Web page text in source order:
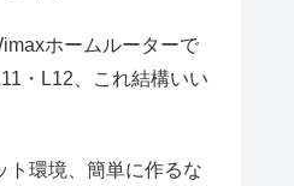
ホームルーターで
・L12、これ結構いい
ト環境、簡単に作るな